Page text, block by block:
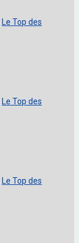
Le Top des
Le Top des
Le Top des